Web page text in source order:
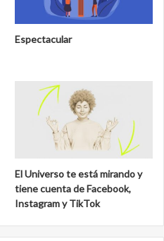
Espectacular
El Universo te está mirando y
tiene cuenta de Facebook,
Instagram y TikTok